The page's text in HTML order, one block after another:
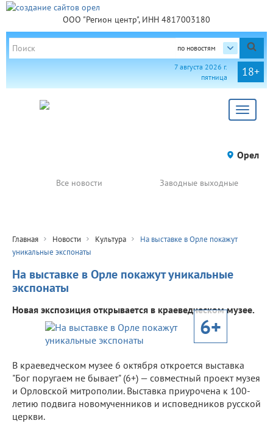
ООО "Регион центр", ИНН 4817003180
по новостям
18+
7 августа 2026 г.
пятница
Toggle
Орел
Все новости Заводные выходные
Главная Новости Культура
На выставке в Орле покажут
уникальные экспонаты
На выставке в Орле покажут уникальные
экспонаты
Новая экспозиция открывается в краеведческом музее.
6+
В краеведческом музее 6 октября откроется выставка
"Бог поругаем не бывает" (6+) — совместный проект музея
и Орловской митрополии. Выставка приурочена к 100-
летию подвига новомученников и исповедников русской
церкви.